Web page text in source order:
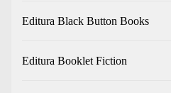
Editura Black Button Books
Editura Booklet Fiction